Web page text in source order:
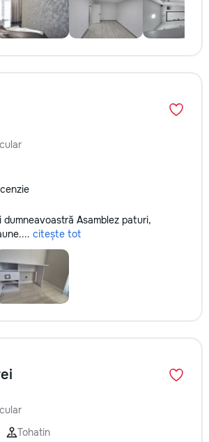
dumneavoastră Asamblez paturi,
citește tot
Tohatin